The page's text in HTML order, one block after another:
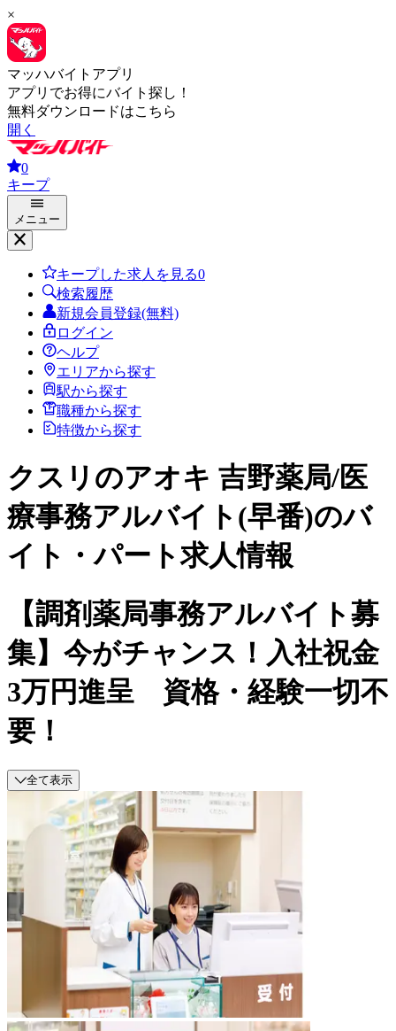
×
マッハバイトアプリ
アプリでお得にバイト探し！
無料ダウンロードはこちら
開く
0
キープ
メニュー
キープした求人を見る0
検索履歴
新規会員登録(無料)
ログイン
ヘルプ
エリアから探す
駅から探す
職種から探す
特徴から探す
クスリのアオキ 吉野薬局/医
療事務アルバイト(早番)のバ
イト・パート求人情報
【調剤薬局事務アルバイト募
集】今がチャンス！入社祝金
3万円進呈 資格・経験一切不
要！
全て表示